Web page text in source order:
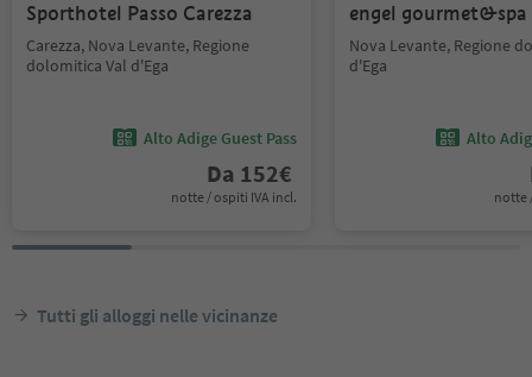
Sporthotel Passo Carezza
Carezza, Nova Levante, Regione
dolomitica Val d'Ega
Alto Adige Guest Pass
Da 152€
notte / ospiti IVA incl.
engel gourmet&spa
Nova Levante, Regione
d'Ega
Alto
notte
Tutti gli alloggi nelle vicinanze